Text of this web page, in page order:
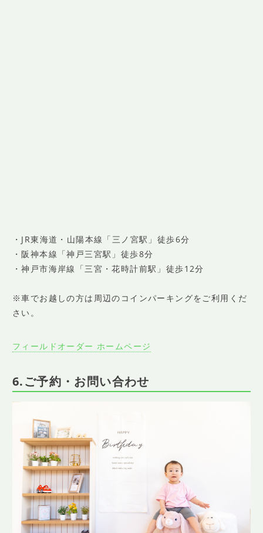
・JR東海道・山陽本線「三ノ宮駅」徒歩6分
・阪神本線「神戸三宮駅」徒歩8分
・神戸市海岸線「三宮・花時計前駅」徒歩12分
※車でお越しの方は周辺のコインパーキングをご利用くだ
さい。
フィールドオーダー ホームページ
6.ご予約・お問い合わせ